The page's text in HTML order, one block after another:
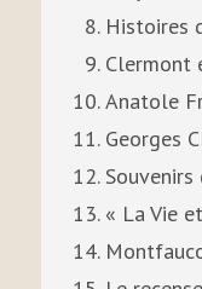
Histoires
Clermont
Anatole
Georges
Souvenirs
« La Vie